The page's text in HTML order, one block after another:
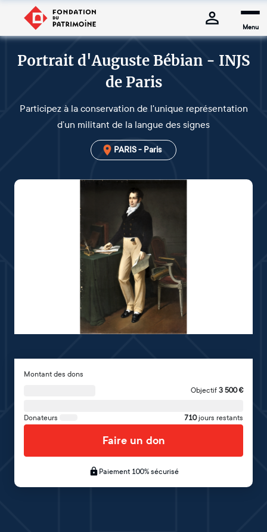
Menu
Portrait d'Auguste Bébian - INJS
de Paris
Participez à la conservation de l'unique représentation
d’un militant de la langue des signes
PARIS - Paris
Montant des dons
Objectif 3 500€
Donateurs 710 jours restants
Faire un don
Paiement 100% sécurisé